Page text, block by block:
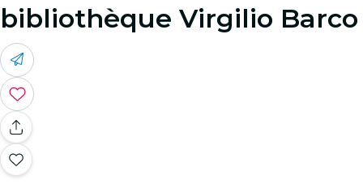
bibliothèque Virgilio Barco